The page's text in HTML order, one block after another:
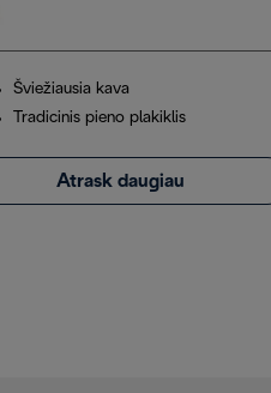
Šviežiausia kava
Tradicinis pieno plakiklis
Atrask daugiau